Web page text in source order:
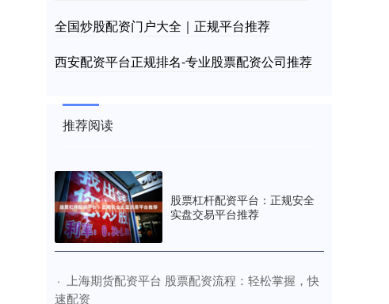
全国炒股配资门户大全｜正规平台推荐
西安配资平台正规排名-专业股票配资公司推荐
推荐阅读
股票杠杆配资平台：正规安全
实盘交易平台推荐
·
​上海期货配资平台 股票配资流程：轻松掌握，快
速配资